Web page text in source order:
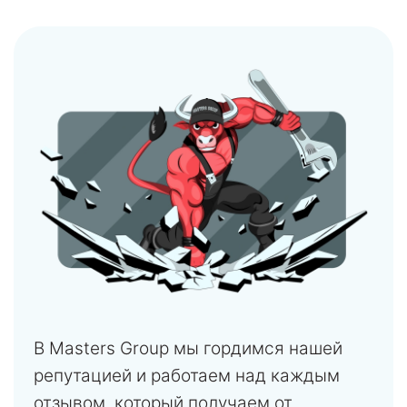
В Masters Group мы гордимся нашей
репутацией и работаем над каждым
отзывом, который получаем от